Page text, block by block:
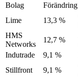
Bolag Förändring
Lime
13,3 %
HMS
Networks
12,7 %
Indutrade
9,1 %
Stillfront
9,1 %